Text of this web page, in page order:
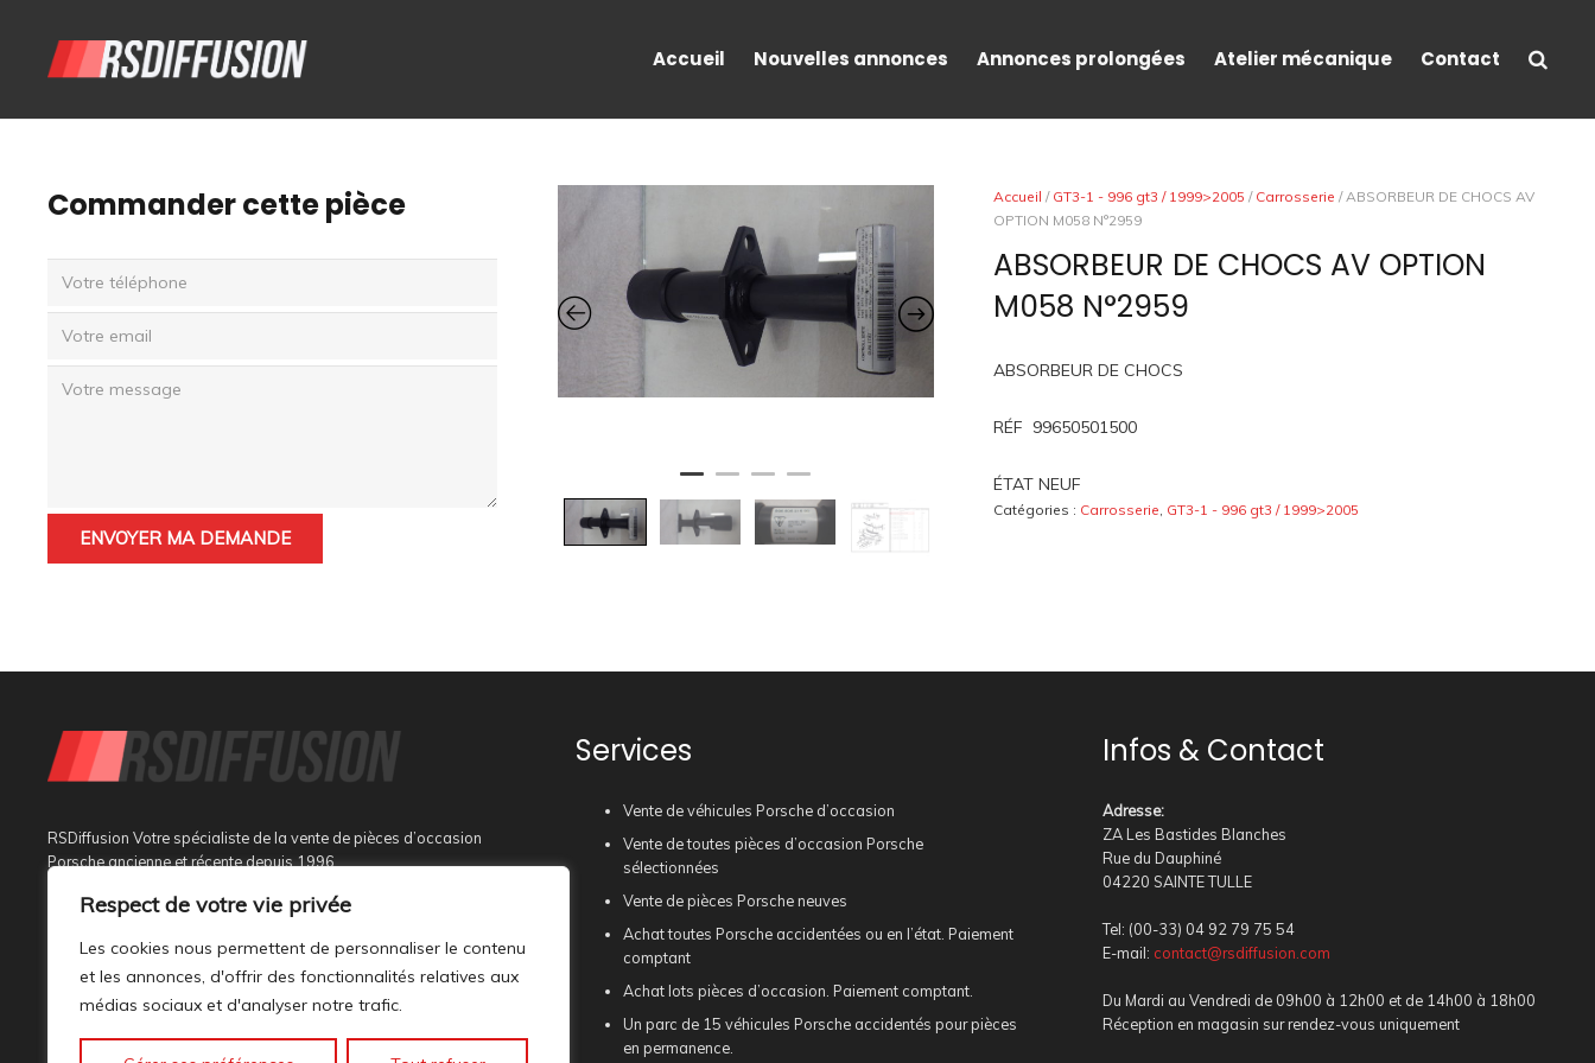
Respect de votre vie privée
Les cookies nous permettent de personnaliser le contenu
et les annonces, d'offrir des fonctionnalités relatives aux
médias sociaux et d'analyser notre trafic.
Accueil Nouvelles annonces Annonces prolongées Atelier mécanique Contact
Accueil / GT3-1 - 996 gt3 / 1999>2005 / Carrosserie / ABSORBEUR DE CHOCS AV
OPTION M058 N°2959
ABSORBEUR DE CHOCS AV OPTION
M058 N°2959
ABSORBEUR DE CHOCS
RÉF 99650501500
ÉTAT NEUF
Catégories : Carrosserie, GT3-1 - 996 gt3 / 1999>2005
Commander cette pièce
RSDiffusion Votre spécialiste de la vente de pièces d’occasion
Porsche ancienne et récente depuis 1996
Implantée à Sainte Tulle dans le département des Alpes de
Provence, au sein d’un bâtiment tout neuf de 1000M², son
activité est dédiée à la marque PORSCHE.
Services
Vente de véhicules Porsche d’occasion
Vente de toutes pièces d’occasion Porsche
sélectionnées
Vente de pièces Porsche neuves
Achat toutes Porsche accidentées ou en l’état. Paiement
comptant
Achat lots pièces d’occasion. Paiement comptant.
Un parc de 15 véhicules Porsche accidentés pour pièces
en permanence.
Infos & Contact
Adresse:
ZA Les Bastides Blanches
Rue du Dauphiné
04220 SAINTE TULLE
Tel: (00-33) 04 92 79 75 54
E-mail: contact@rsdiffusion.com
Du Mardi au Vendredi de 09h00 à 12h00 et de 14h00 à 18h00
Réception en magasin sur rendez-vous uniquement